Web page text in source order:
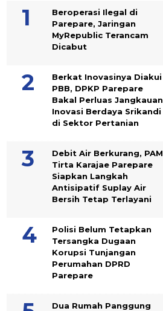
Beroperasi Ilegal di
Parepare, Jaringan
MyRepublic Terancam
Dicabut
Berkat Inovasinya Diakui
PBB, DPKP Parepare
Bakal Perluas Jangkauan
Inovasi Berdaya Srikandi
di Sektor Pertanian
Debit Air Berkurang, PAM
Tirta Karajae Parepare
Siapkan Langkah
Antisipatif Suplay Air
Bersih Tetap Terlayani
Polisi Belum Tetapkan
Tersangka Dugaan
Korupsi Tunjangan
Perumahan DPRD
Parepare
Dua Rumah Panggung